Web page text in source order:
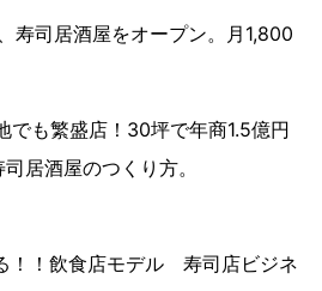
寿司居酒屋をオープン。月1,800
も繁盛店！30坪で年商1.5億円
居酒屋のつくり方。
！飲食店モデル 寿司店ビジネ